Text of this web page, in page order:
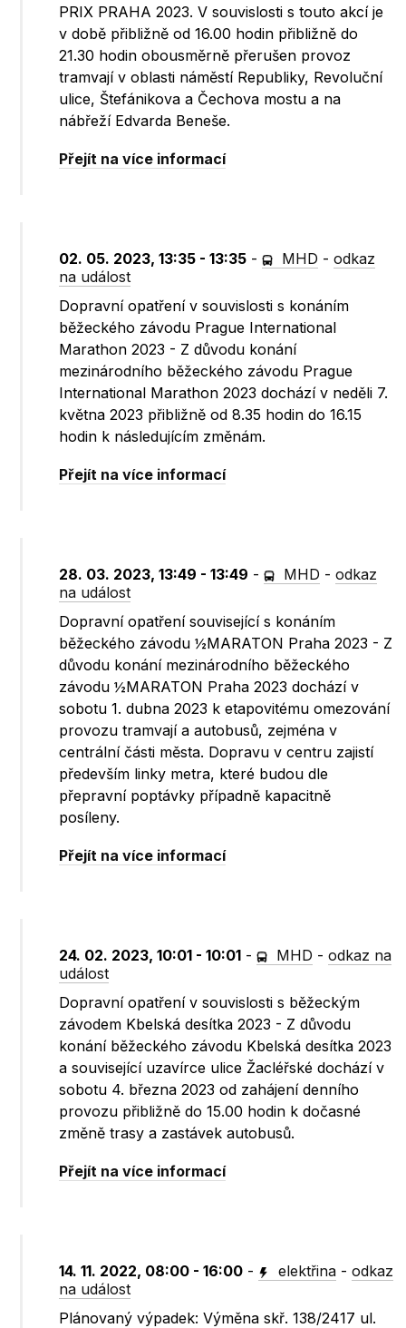
PRIX PRAHA 2023. V souvislosti s touto akcí je
v době přibližně od 16.00 hodin přibližně do
21.30 hodin obousměrně přerušen provoz
tramvají v oblasti náměstí Republiky, Revoluční
ulice, Štefánikova a Čechova mostu a na
nábřeží Edvarda Beneše.
Přejít na více informací
02. 05. 2023, 13:35 - 13:35 - MHD -odkaz
na událost
Dopravní opatření v souvislosti s konáním
běžeckého závodu Prague International
Marathon 2023 - Z důvodu konání
mezinárodního běžeckého závodu Prague
International Marathon 2023 dochází v neděli 7.
května 2023 přibližně od 8.35 hodin do 16.15
hodin k následujícím změnám.
Přejít na více informací
28. 03. 2023, 13:49 - 13:49 - MHD -odkaz
na událost
Dopravní opatření související s konáním
běžeckého závodu ½MARATON Praha 2023 - Z
důvodu konání mezinárodního běžeckého
závodu ½MARATON Praha 2023 dochází v
sobotu 1. dubna 2023 k etapovitému omezování
provozu tramvají a autobusů, zejména v
centrální části města. Dopravu v centru zajistí
především linky metra, které budou dle
přepravní poptávky případně kapacitně
posíleny.
Přejít na více informací
24. 02. 2023, 10:01 - 10:01 - MHD -odkaz na
událost
Dopravní opatření v souvislosti s běžeckým
závodem Kbelská desítka 2023 - Z důvodu
konání běžeckého závodu Kbelská desítka 2023
a související uzavírce ulice Žacléřské dochází v
sobotu 4. března 2023 od zahájení denního
provozu přibližně do 15.00 hodin k dočasné
změně trasy a zastávek autobusů.
Přejít na více informací
14. 11. 2022, 08:00 - 16:00 - elektřina -odkaz
na událost
Plánovaný výpadek: Výměna skř. 138/2417 ul.